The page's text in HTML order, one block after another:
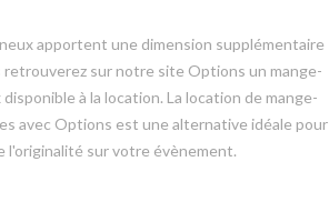
apportent une dimension supplémentaire
sur notre site Options un mange-
à la location. La location de mange-
avec Options est une alternative idéale pour
l'originalité sur votre évènement.